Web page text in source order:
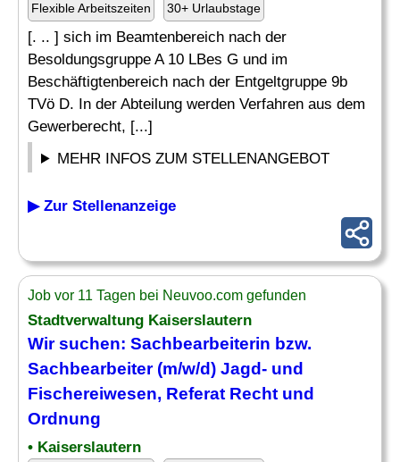
Flexible Arbeitszeiten 30+ Urlaubstage
[. .. ] sich im Beamtenbereich nach der
Besoldungsgruppe A 10 LBes G und im
Beschäftigtenbereich nach der Entgeltgruppe 9b
TVö D. In der Abteilung werden Verfahren aus dem
Gewerberecht, [...]
MEHR INFOS ZUM STELLENANGEBOT
▶ Zur Stellenanzeige
Job vor 11 Tagen bei Neuvoo.com gefunden
Stadtverwaltung Kaiserslautern
Wir suchen: Sachbearbeiterin bzw.
Sachbearbeiter (m/w/d) Jagd- und
Fischereiwesen, Referat Recht und
Ordnung
• Kaiserslautern